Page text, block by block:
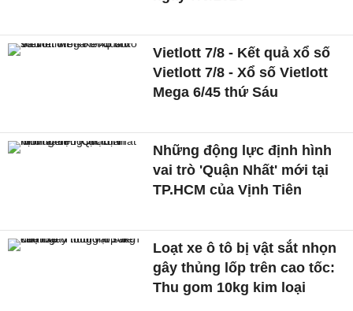
Vietlott 7/8 - Kết quả xổ số
Vietlott 7/8 - Xổ số Vietlott
Mega 6/45 thứ Sáu
Những động lực định hình
vai trò 'Quận Nhất' mới tại
TP.HCM của Vịnh Tiên
Loạt xe ô tô bị vật sắt nhọn
gây thủng lốp trên cao tốc:
Thu gom 10kg kim loại